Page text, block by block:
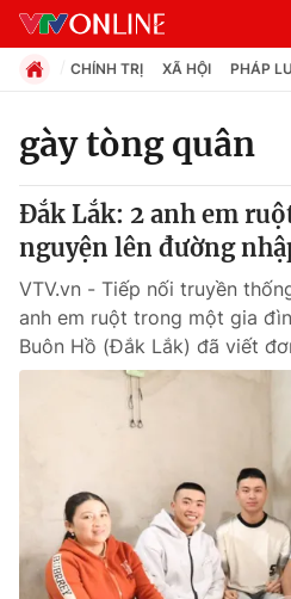
Chuyên mục
Chính trị
Xã hội
Pháp luật
Thế giới
Tin tức
Kinh tế
CHÍNH TRỊ XÃ HỘI PHÁP
gày tòng quân
Đắk Lắk: 2 anh em
nguyện lên đường
VTV.vn - Tiếp nối truyền
anh em ruột trong một gia
Buôn Hồ (Đắk Lắk) đã viết